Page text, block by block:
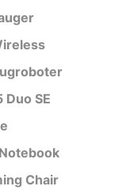
Duo SE
Chair